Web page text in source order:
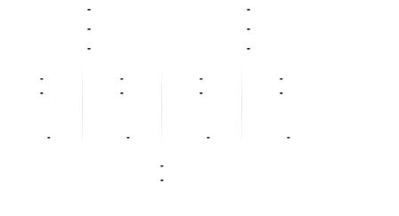
-
-
-
-
-
-
-
-
-
-
-
-
-
-
-
-
-
-
-
-